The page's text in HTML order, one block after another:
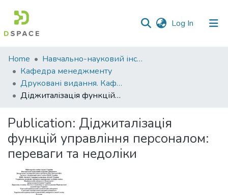
Log In (current)
Communities
&
Collections
All of DSpace
Statistics
Home
Навчально-науковий інститут економіки, управління, права та інформаційних технологій
Кафедра менеджменту
Друковані видання. Кафедра менеджменту ім. І.А. Маркіної
Діджиталізація функцій управління персоналом: переваги та недоліки
Publication: Діджиталізація
функцій управління персоналом:
переваги та недоліки